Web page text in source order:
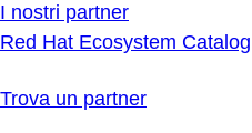
I nostri partner
Red Hat Ecosystem Catalog
Trova un partner